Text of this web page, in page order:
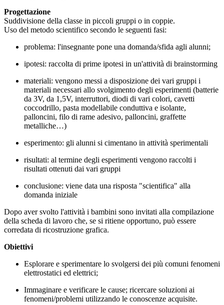
Progettazione
Suddivisione della classe in piccoli gruppi o in coppie.
Uso del metodo scientifico secondo le seguenti fasi:
problema: l'insegnante pone una domanda/sfida agli alunni;
ipotesi: raccolta di prime ipotesi in un'attività di brainstorming
materiali: vengono messi a disposizione dei vari gruppi i
materiali necessari allo svolgimento degli esperimenti (batterie
da 3V, da 1,5V, interruttori, diodi di vari colori, cavetti
coccodrillo, pasta modellabile conduttiva e isolante,
palloncini, filo di rame adesivo, palloncini, graffette
metalliche…)
esperimento: gli alunni si cimentano in attività sperimentali
risultati: al termine degli esperimenti vengono raccolti i
risultati ottenuti dai vari gruppi
conclusione: viene data una risposta "scientifica" alla
domanda iniziale
Dopo aver svolto l'attività i bambini sono invitati alla compilazione
della scheda di lavoro che, se si ritiene opportuno, può essere
corredata di ricostruzione grafica.
Obiettivi
Esplorare e sperimentare lo svolgersi dei più comuni fenomeni
elettrostatici ed elettrici;
Immaginare e verificare le cause; ricercare soluzioni ai
fenomeni/problemi utilizzando le conoscenze acquisite.